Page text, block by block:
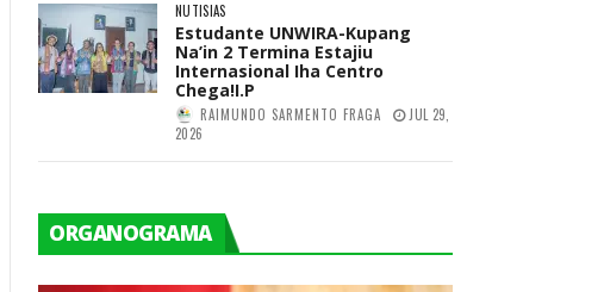
NUTISIAS
Estudante UNWIRA-Kupang
Na’in 2 Termina Estajiu
Internasional Iha Centro
Chega!I.P
RAIMUNDO SARMENTO FRAGA
JUL 29,
2026
ORGANOGRAMA